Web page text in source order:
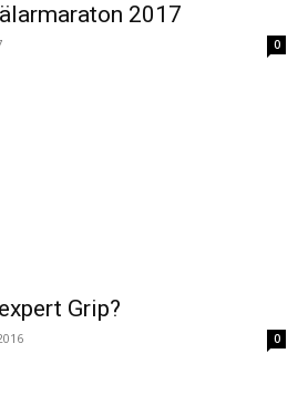
2017
0
Grip?
0